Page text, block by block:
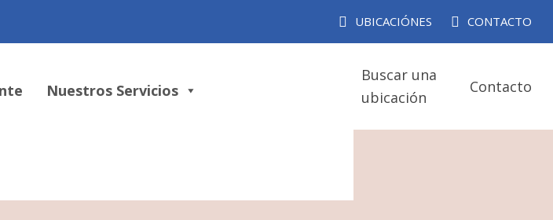
UBICACIÓNES CONTACTO
Nuestros Servicios
Buscar una
ubicación
Contacto